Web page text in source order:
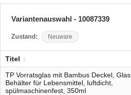
Variantenauswahl - 10087339
Zustand: Neuware
Titel
TP Vorratsglas mit Bambus Deckel, Glas
Behälter für Lebensmittel, luftdicht,
spülmaschinenfest, 350ml